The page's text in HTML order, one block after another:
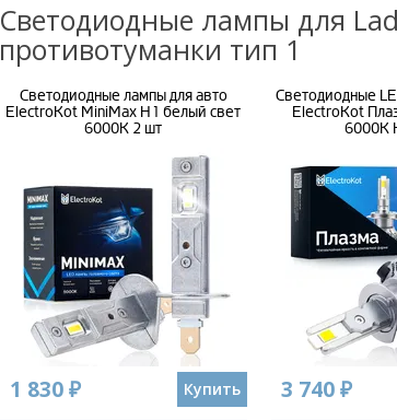
Светодиодные лампы для
противотуманки тип 1
Светодиодные лампы для авто
ElectroKot MiniMax H1 белый свет
6000K 2 шт
1 830 ₽ Купить
Светодиодные
ElectroKot
6000K
3 740 ₽